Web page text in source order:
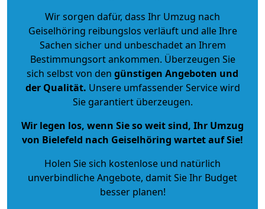
Wir sorgen dafür, dass Ihr Umzug nach
Geiselhöring reibungslos verläuft und alle Ihre
Sachen sicher und unbeschadet an Ihrem
Bestimmungsort ankommen. Überzeugen Sie
sich selbst von den günstigen Angeboten und
der Qualität. Unsere umfassender Service wird
Sie garantiert überzeugen.
Wir legen los, wenn Sie so weit sind, Ihr Umzug
von Bielefeld nach Geiselhöring wartet auf Sie!
Holen Sie sich kostenlose und natürlich
unverbindliche Angebote, damit Sie Ihr Budget
besser planen!